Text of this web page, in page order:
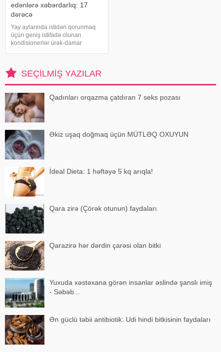
edənlərə xəbərdarlıq: 17
dərəcə
Yay aylarında istidən qorunmaq
üçün geniş istifadə olunan
kondisionerlər ürək-damar
kardioloqların bildirdiyinə görə,
tərli halda qəfil çox soyuq otağ
SEÇILMIŞ YAZILAR
Qadınları orqazma çatdıran 7 seks pozası
Əkiz uşaq doğmaq üçün MÜTLƏQ OXUYUN
İdeal Dieta: 1 həftəyə 5 kq arıqla!
Qara zirə (Çörək otunun) faydaları
Qarazirə hər dərdin çarəsi olan bitki
Yuxuda xəstəxana görən insanlar əslində şanslı imiş
- Səbəb...
Ən güclü təbii antibiotik: Udi hindi bitkisinin faydaları